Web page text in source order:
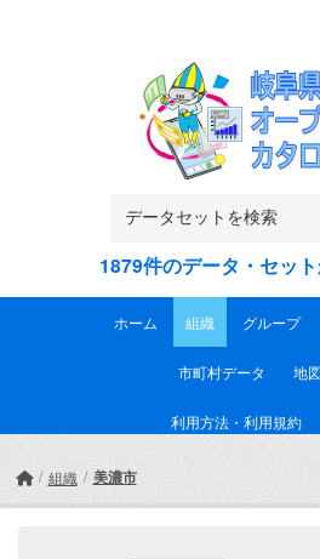
1879件のデータ・セッ
ホーム 組織 グループ
市町村データ 地
利用方法・利用規約
組織 美濃市